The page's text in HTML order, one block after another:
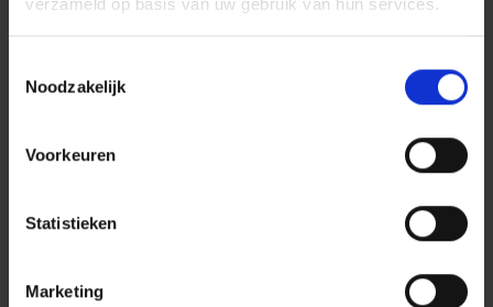
verzameld op basis van uw gebruik van hun services.
Noodzakelijk
Voorkeuren
Statistieken
Marketing
Als u een oproep wilt beantwoorden, uw
berichten beluisteren, een sms lezen of
profiteer ervan om een pauze te nemen.
Zorg wel dat u dan op een veilige plaats
gevaar brengt, bijvoorbeeld op een
Reken uit wat u met 116 euro kunt doen